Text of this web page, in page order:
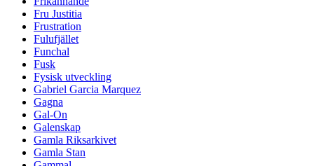
Fru Justitia
Frustration
Fulufjället
Funchal
Fusk
Fysisk utveckling
Gabriel Garcia Marquez
Gagna
Gal-On
Galenskap
Gamla Riksarkivet
Gamla Stan